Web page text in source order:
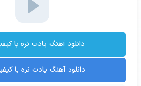
دانلود آهنگ یادت نره با کیفیت
دانلود آهنگ یادت نره با کیفیت